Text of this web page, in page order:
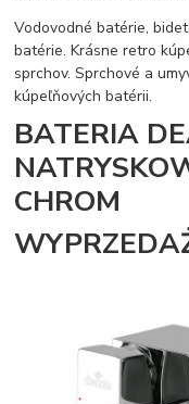
Vodovodné batérie,
batérie. Krásne retro
sprchov. Sprchové a
kúpeľňových batérii.
BATERIA
CHROM